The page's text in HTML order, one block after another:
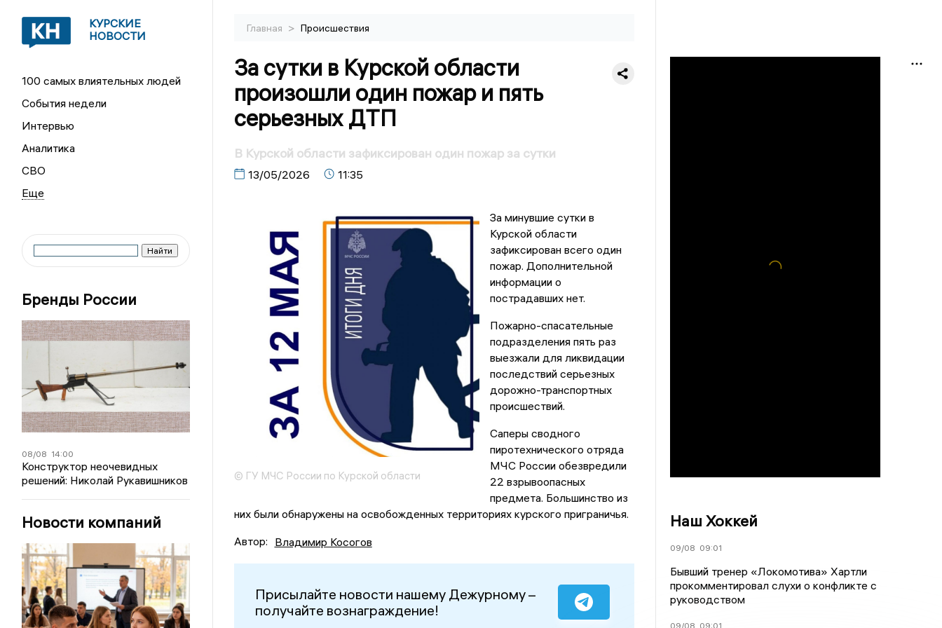
КУРСКИЕ
НОВОСТИ
100 самых влиятельных людей
События недели
Интервью
Аналитика
СВО
Бренды России
08/08 14:00
Конструктор неочевидных
решений: Николай Рукавишников
Новости компаний
Главная > Происшествия
За сутки в Курской области
произошли один пожар и пять
серьезных ДТП
В Курской области зафиксирован один пожар за сутки
13/05/2026 11:35
© ГУ МЧС России по Курской области
За минувшие сутки в
Курской области
зафиксирован всего один
пожар. Дополнительной
информации о
пострадавших нет.
Пожарно-спасательные
подразделения пять раз
выезжали для ликвидации
последствий серьезных
дорожно-транспортных
происшествий.
Саперы сводного
пиротехнического отряда
МЧС России обезвредили
22 взрывоопасных
предмета. Большинство из
них были обнаружены на освобожденных территориях курского приграничья.
Автор: Владимир Косогов
Присылайте новости нашему Дежурному –
получайте вознаграждение!
Наш Хоккей
09/08 09:01
Бывший тренер «Локомотива» Хартли
прокомментировал слухи о конфликте с
руководством
09/08 09:01